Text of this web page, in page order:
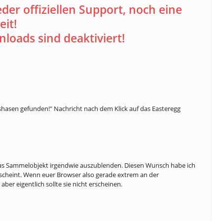
offiziellen Support, noch eine
sind deaktiviert!
gefunden!" Nachricht nach dem Klick auf das Easteregg
irgendwie auszublenden. Diesen Wunsch habe ich
Wenn euer Browser also gerade extrem an der
eigentlich sollte sie nicht erscheinen.